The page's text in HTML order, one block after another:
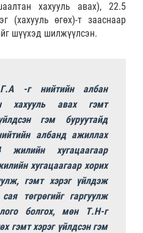
хахууль авах), 22.5
(хахууль өгөх)-т зааснаар
шүүхэд шилжүүлсэн.
-г нийтийн албан
хахууль авах гэмт
гэм буруутайд
албанд ажиллах
жилийн хугацаагаар
хугацаагаар хорих
гэмт хэрэг үйлдэж
төгрөгийг гаргуулж
болгох, мөн Т.Н-г
гэмт хэрэг үйлдсэн гэм